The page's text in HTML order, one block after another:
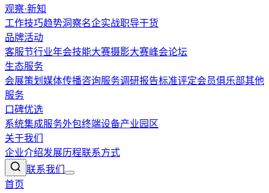
观察·新知
工作技巧趋势洞察名企实战职导干货
品牌活动
客服节行业年会技能大赛摄影大赛峰会论坛
生态服务
会展策划 媒体传播咨询服务调研报告标准评定会员俱乐部其他
服务
口碑优选
系统集成服务外包终端设备产业园区
关于我们
企业介绍发展历程联系方式
联系我们
首页